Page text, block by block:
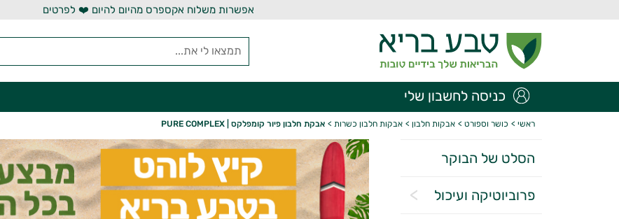
אפשרות משלוח אקספרס מהיום להיום ❤️ לפרטים
כניסה לחשבון שלי
ראשי > כושר וספורט > אבקות חלבון > אבקות חלבון כשרות > אבקת חלבון פיור קומפלקס | PURE COMPLEX
הסלט של הבוקר
פרוביוטיקה ועיכול